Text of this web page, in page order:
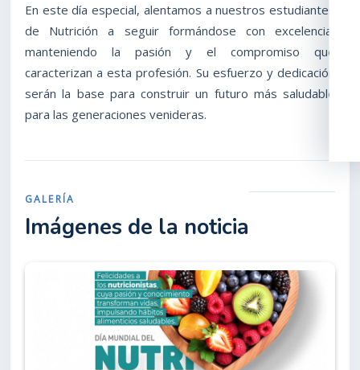
En este día especial, alentamos a nuestros estudiantes
de Nutrición a seguir formándose con excelencia,
manteniendo la pasión y el compromiso que
caracterizan a esta profesión. Su esfuerzo y dedicación
serán la base para construir un futuro más saludable
para las generaciones venideras.
GALERÍA
Imágenes de la noticia